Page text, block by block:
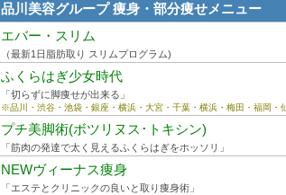
品川美容グループ 痩身・部分痩せメニュー
エバー・スリム
（最新1日脂肪取り スリムプログラム)
ふくらはぎ少女時代
「切らずに脚痩せが出来る」
※品川・渋谷・池袋・銀座・横浜・大宮・千葉・横浜・梅田・福岡・
プチ美脚術(ボツリヌス･トキシン)
「筋肉の発達で太く見えるふくらはぎをホッソリ」
NEWヴィーナス痩身
「エステとクリニックの良いと取り痩身術」